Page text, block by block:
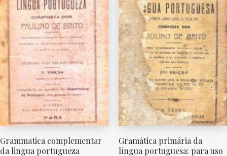
Grammatica complementar
da lingua portugueza
Gramática primária da
língua portuguesa: para uso